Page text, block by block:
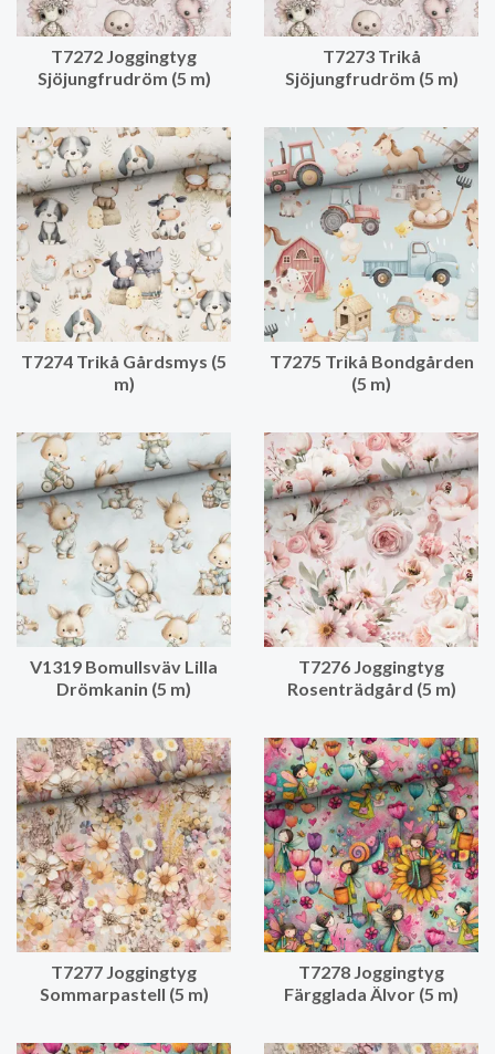
T7272 Joggingtyg
Sjöjungfrudröm (5 m)
T7273 Trikå
Sjöjungfrudröm (5 m)
T7274 Trikå Gårdsmys (5
m)
T7275 Trikå Bondgården
(5 m)
V1319 Bomullsväv Lilla
Drömkanin (5 m)
T7276 Joggingtyg
Rosenträdgård (5 m)
T7277 Joggingtyg
Sommarpastell (5 m)
T7278 Joggingtyg
Färgglada Älvor (5 m)